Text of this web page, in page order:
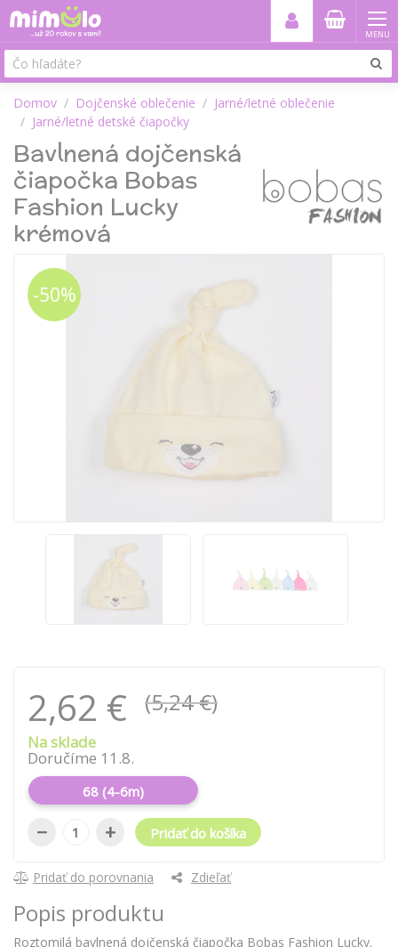
MENU
Domov Dojčenské oblečenie
Jarné/letné oblečenie
Jarné/letné detské čiapočky
Bavlnená dojčenská
čiapočka Bobas
Fashion Lucky
krémová
-50%
2,62 € (5,24 €)
Na sklade
Doručíme 11.8.
68 (4-6m)
− + Pridať do košíka
Pridať do porovnania Zdieľať
Popis produktu
Roztomilá bavlnená dojčenská čiapočka Bobas Fashion Lucky.